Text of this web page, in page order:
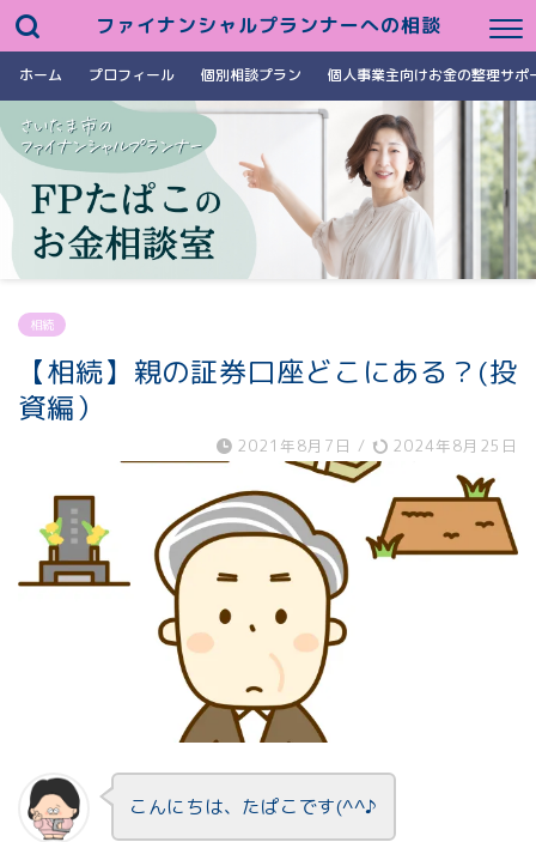
ファイナンシャルプランナーへの相談
ホーム プロフィール 個別相談プラン 個人事業主向けお金の整理サポ
相続
【相続】親の証券口座どこにある？(投
資編）
2021年8月7日 / 2024年8月25日
こんにちは、たぱこです(^^♪